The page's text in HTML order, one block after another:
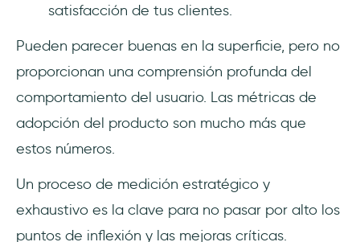
satisfacción de tus clientes.
Pueden parecer buenas en la superficie, pero no
proporcionan una comprensión profunda del
comportamiento del usuario. Las métricas de
adopción del producto son mucho más que
estos números.
Un proceso de medición estratégico y
exhaustivo es la clave para no pasar por alto los
puntos de inflexión y las mejoras críticas.